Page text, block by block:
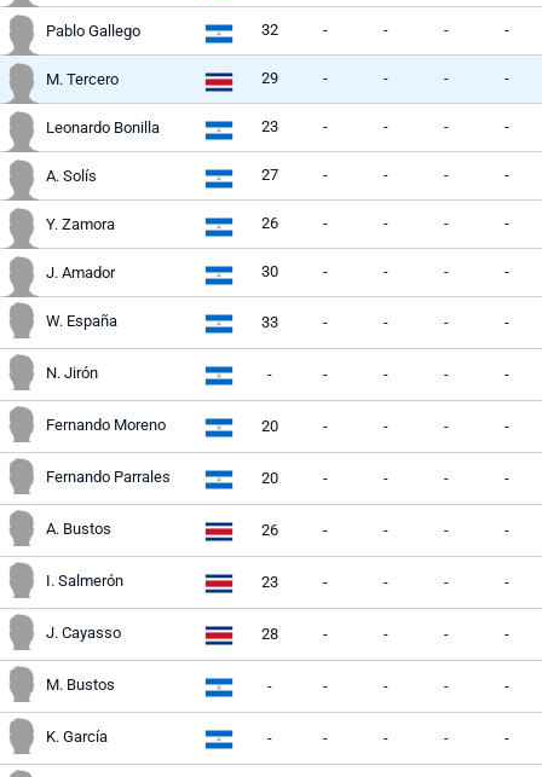
Pablo Gallego 32 - - - -
M. Tercero 29 - - - -
Leonardo Bonilla 23 - - - -
A. Solís 27 - - - -
Y. Zamora 26 - - - -
J. Amador 30 - - - -
W. España 33 - - - -
N. Jirón - - - - -
Fernando Moreno 20 - - - -
Fernando Parrales 20 - - - -
A. Bustos 26 - - - -
I. Salmerón 23 - - - -
J. Cayasso 28 - - - -
M. Bustos - - - - -
K. García - - - - -